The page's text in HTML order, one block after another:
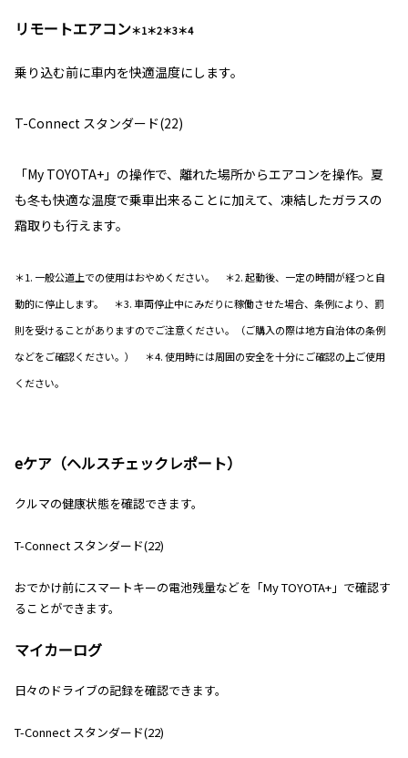
リモートエアコン＊1＊2＊3＊4
乗り込む前に車内を快適温度にします。
T-Connect スタンダード(22)
「My TOYOTA+」の操作で、離れた場所からエアコンを操作。夏
も冬も快適な温度で乗車出来ることに加えて、凍結したガラスの
霜取りも行えます。
＊1. 一般公道上での使用はおやめください。 ＊2. 起動後、一定の時間が経つと自
動的に停止します。 ＊3. 車両停止中にみだりに稼働させた場合、条例により、罰
則を受けることがありますのでご注意ください。（ご購入の際は地方自治体の条例
などをご確認ください。） ＊4. 使用時には周囲の安全を十分にご確認の上ご使用
ください。
eケア（ヘルスチェックレポート）
クルマの健康状態を確認できます。
T-Connect スタンダード(22)
おでかけ前にスマートキーの電池残量などを「My TOYOTA+」で確認す
ることができます。
マイカーログ
日々のドライブの記録を確認できます。
T-Connect スタンダード(22)